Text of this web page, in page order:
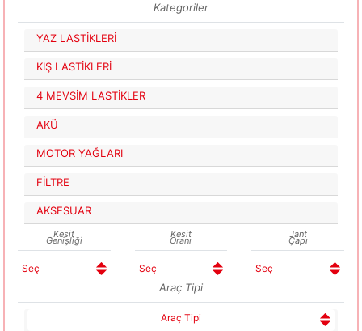
Kategoriler
YAZ LASTİKLERİ
KIŞ LASTİKLERİ
4 MEVSİM LASTİKLER
AKÜ
MOTOR YAĞLARI
FİLTRE
AKSESUAR
Kesit
Genişliği
Kesit
Oranı
Jant
Çapı
Araç Tipi
Araç Tipi